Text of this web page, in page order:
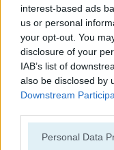
interest-based ads
us or personal
your opt-out. You
disclosure of your
IAB’s list of
also be disclosed by
Downstream
Please note that
Personal Data
양궁
군대
전투
대포